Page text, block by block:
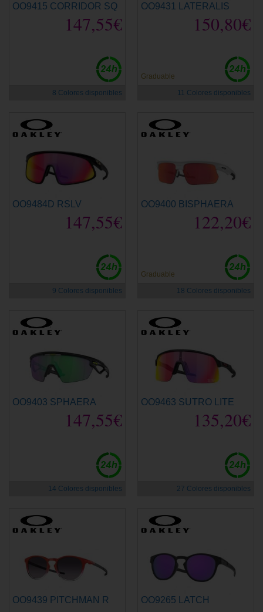
OO9415 CORRIDOR SQ
147,55€
8 Colores disponibles
OO9431 LATERALIS
150,80€
Graduable
11 Colores disponibles
OO9484D RSLV
147,55€
9 Colores disponibles
OO9400 BISPHAERA
122,20€
Graduable
18 Colores disponibles
OO9403 SPHAERA
147,55€
14 Colores disponibles
OO9463 SUTRO LITE
135,20€
27 Colores disponibles
OO9439 PITCHMAN R OO9265 LATCH